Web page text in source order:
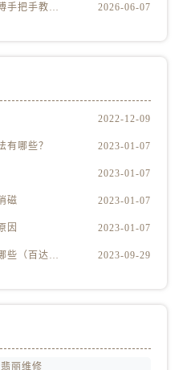
百达翡丽磕了怎么办？老师傅手把手教你修复技巧 2026-06-07
2022-12-09
有哪些？ 2023-01-07
2023-01-07
磁 2023-01-07
因 2023-01-07
百达翡丽受磁的解决方法有哪些（百达翡丽受磁解决方法是什么） 2023-09-29
丽维修